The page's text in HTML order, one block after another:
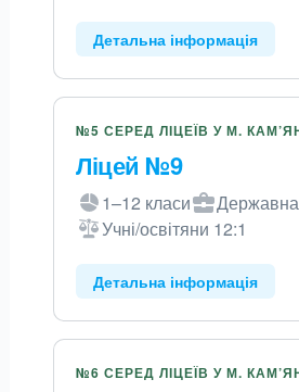
Детальна інформація
№5 СЕРЕД ЛІЦЕЇВ У М.
Ліцей №9
1–12 класи Державна
Учні/освітяни 12:1
Детальна інформація
№6 СЕРЕД ЛІЦЕЇВ У М.